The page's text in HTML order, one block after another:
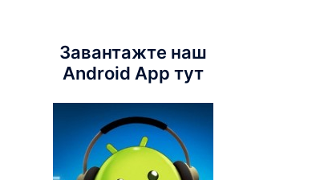
Завантажте наш
Android App тут